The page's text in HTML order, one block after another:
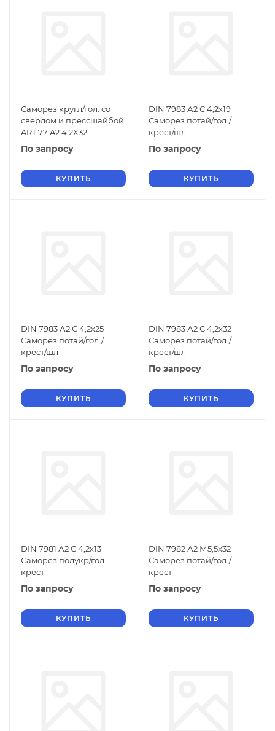
Саморез кругл/гол. со
сверлом и прессшайбой
ART 77 A2 4,2X32
По запросу
КУПИТЬ
DIN 7983 А2 С 4,2х19
Саморез потай/гол./
крест/шл
По запросу
КУПИТЬ
DIN 7983 А2 С 4,2х25
Саморез потай/гол./
крест/шл
По запросу
КУПИТЬ
DIN 7983 А2 С 4,2х32
Саморез потай/гол./
крест/шл
По запросу
КУПИТЬ
DIN 7981 А2 C 4,2х13
Саморез полукр/гол.
крест
По запросу
КУПИТЬ
DIN 7982 А2 М5,5х32
Саморез потай/гол./
крест
По запросу
КУПИТЬ